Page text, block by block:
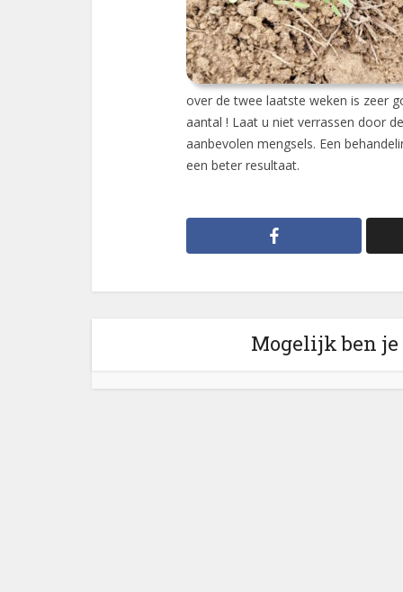
over de twee laatste weken is zeer
aantal ! Laat u niet verrassen door
aanbevolen mengsels. Een
een beter resultaat.
Mogelijk ben